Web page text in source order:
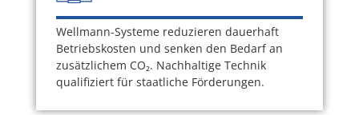
Wellmann-Systeme reduzieren dauerhaft
Betriebskosten und senken den Bedarf an
zusätzlichem CO₂. Nachhaltige Technik
qualifiziert für staatliche Förderungen.